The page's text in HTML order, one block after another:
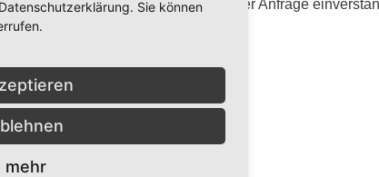
zum Zweck der Bearbeitung Ihrer Anfrage
Sie können
mehr